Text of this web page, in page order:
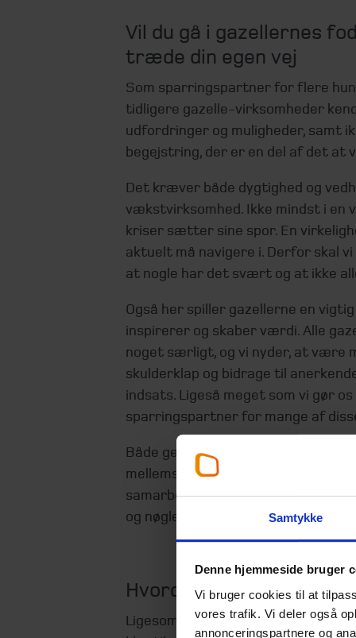
Samtykke
Denne hjemmeside bruger
Vi bruger cookies til at
vores trafik. Vi deler også
annonceringspartnere og
Vil du gå i gazellernes
træde din egen vej
Som sparringspartner for flere
tidligere gazelle-virksomheder
udfordringer og muligheder, samt
begejstring, der er en del af det
Det kræver både dygtighed og
vækstvirksomhed. Ikke mindst i en
kriser sætter sine spor. En
aktuelt må navigere i. Derfor skal
at nogle har det svært og at ikke
Også her spiller gazellerne en
inspirerer og skaber værdi. Alle
noget særligt, og vi nyder, at være
skulderklap og bidrage til
indsats. Ligeså meget som vi gør os
sparringspartner for mange af
Både gennem vores daglige
mellemstore virksomheder, og når
samarbejdet leverer indsigter og
og nøglemedarbejdere i Danmarks
Hvordan ser din
Ligesom vi er det for mange